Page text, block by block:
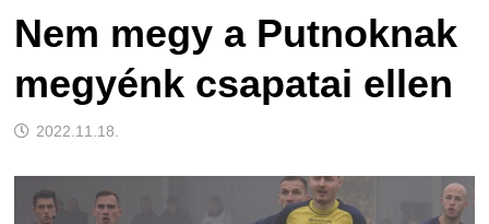
Nem megy a Putnoknak
megyénk csapatai ellen
2022.11.18.